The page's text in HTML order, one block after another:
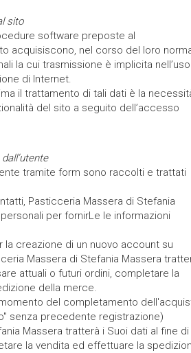
sito
software preposte al
acquisiscono, nel corso del loro
la cui trasmissione è implicita nell’uso
di Internet.
il trattamento di tali dati è la
del sito a seguito dell’accesso
tramite form sono raccolti e trattati
Pasticceria Massera di Stefania
per fornirLe le informazioni
la creazione di un nuovo account su
Massera di Stefania Massera
attuali o futuri ordini, completare la
della merce.
del completamento
senza precedente registrazione)
Massera tratterà i Suoi dati al fine di
la vendita ed effettuare la